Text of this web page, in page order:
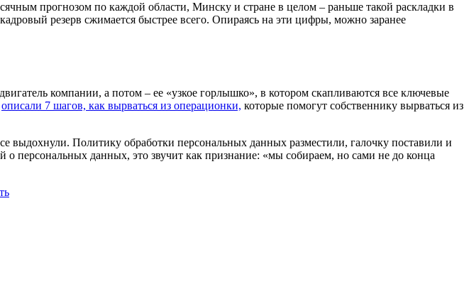
прогнозом по каждой области, Минску и стране в целом – раньше такой раскладки в
резерв сжимается быстрее всего. Опираясь на эти цифры, можно заранее
компании, а потом – ее «узкое горлышко», в котором скапливаются все ключевые
описали 7 шагов, как вырваться из операционки, которые помогут собственнику вырваться из
выдохнули. Политику обработки персональных данных разместили, галочку поставили и
персональных данных, это звучит как признание: «мы собираем, но сами не до конца